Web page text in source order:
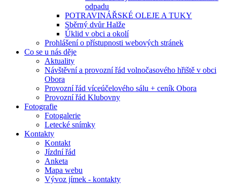
odpadu
POTRAVINÁŘSKÉ OLEJE A TUKY
Sběrný dvůr Halže
Úklid v obci a okolí
Prohlášení o přístupnosti webových stránek
Co se u nás děje
Aktuality
Návštěvní a provozní řád volnočasového hřiště v obci
Obora
Provozní řád víceúčelového sálu + ceník Obora
Provozní řád Klubovny
Fotografie
Fotogalerie
Letecké snímky
Kontakty
Kontakt
Jízdní řád
Anketa
Mapa webu
Vývoz jímek - kontakty